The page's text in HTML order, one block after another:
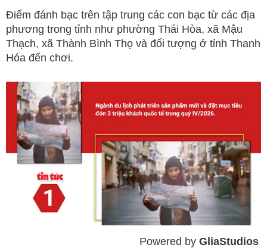
Điểm đánh bạc trên tập trung các con bạc từ các địa
phương trong tỉnh như phường Thái Hòa, xã Mậu
Thạch, xã Thành Bình Thọ và đối tượng ở tỉnh Thanh
Hóa đến chơi.
Powered by GliaStudios